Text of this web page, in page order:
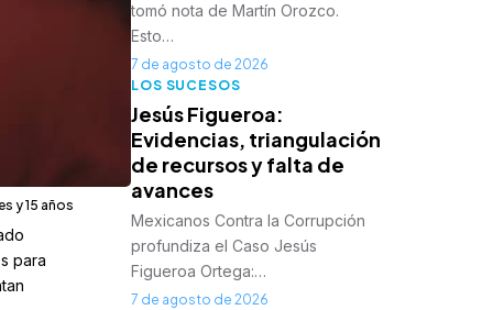
y 15 años
para
tomó nota de Martín Orozco.
Esto…
7 de agosto de 2026
LOS SUCESOS
Jesús Figueroa:
Evidencias, triangulación
de recursos y falta de
avances
Mexicanos Contra la Corrupción
profundiza el Caso Jesús
Figueroa Ortega:…
7 de agosto de 2026